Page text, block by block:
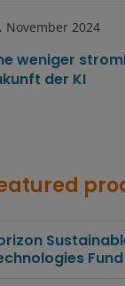
November 2024
weniger
der KI
Fund